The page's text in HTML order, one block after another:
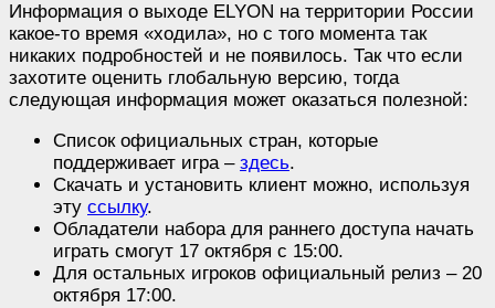
Информация о выходе ELYON на территории России
какое-то время «ходила», но с того момента так
никаких подробностей и не появилось. Так что если
захотите оценить глобальную версию, тогда
следующая информация может оказаться полезной:
Список официальных стран, которые
поддерживает игра – здесь.
Скачать и установить клиент можно, используя
эту ссылку.
Обладатели набора для раннего доступа начать
играть смогут 17 октября с 15:00.
Для остальных игроков официальный релиз – 20
октября 17:00.